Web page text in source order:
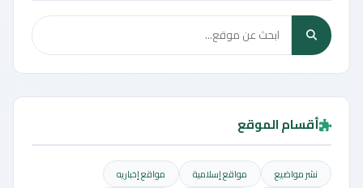
أقسام الموقع
نشر مواضيع مواقع إسلامية
مواقع إخباريه